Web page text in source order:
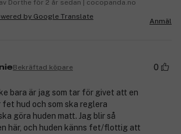
Dorthe för 2 år sedan | cocopanda.no
Anmäl
Bekräftad köpare 0
bara är jag som tar för givet att en
hud och som ska reglera
göra huden matt. Jag blir så
här, och huden känns fet/flottig att